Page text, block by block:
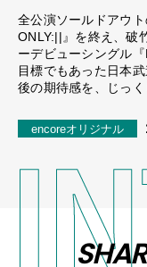
全公演ソールドアウ
ONLY:||』を終え、破
ーデビューシングル
目標でもあった日本
後の期待感を、じっく
encoreオリジナル